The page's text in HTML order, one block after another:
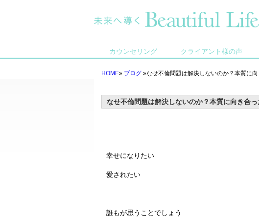
カウンセリング クライアント様の声
HOME» ブログ »なせ不倫問題は解決しないのか？本質に
なせ不倫問題は解決しないのか？本質に向き合
幸せになりたい
愛されたい
誰もが思うことでしょう